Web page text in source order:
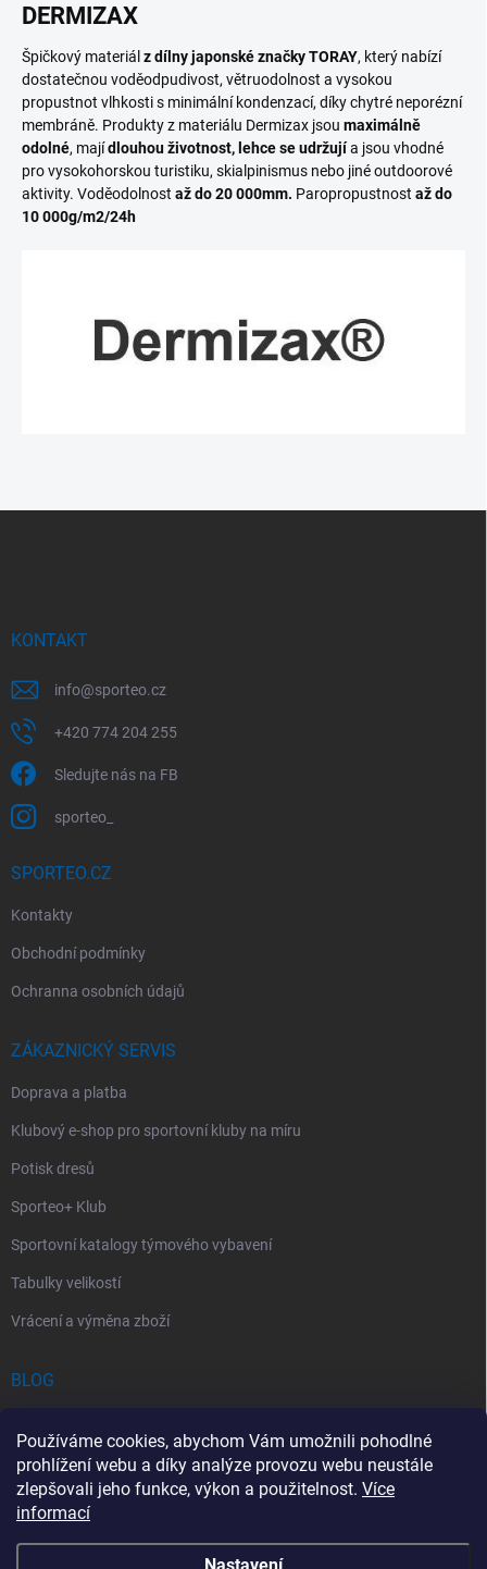
Používáme cookies, abychom Vám umožnili pohodlné
prohlížení webu a díky analýze provozu webu neustále
zlepšovali jeho funkce, výkon a použitelnost. Více
informací
DERMIZAX
Špičkový materiál z dílny japonské značky TORAY, který nabízí
dostatečnou voděodpudivost, větruodolnost a vysokou
propustnot vlhkosti s minimální kondenzací, díky chytré neporézní
membráně. Produkty z materiálu Dermizax jsou maximálně
odolné, majídlouhou životnost, lehce se udržujía jsou vhodné
pro vysokohorskou turistiku, skialpinismus nebo jiné outdoorové
aktivity. Voděodolnost až do 20 000mm. Paropropustnost až do
10 000g/m2/24h
KONTAKT
info@sporteo.cz
+420 774 204 255
Sledujte nás na FB
sporteo_
SPORTEO.CZ
Kontakty
Obchodní podmínky
Ochranna osobních údajů
ZÁKAZNICKÝ SERVIS
Doprava a platba
Klubový e-shop pro sportovní kluby na míru
Potisk dresů
Sporteo+ Klub
Sportovní katalogy týmového vybavení
Tabulky velikostí
Vrácení a výměna zboží
BLOG
Povinný obsah autolékárničky v roce 2026: co musí obsahovat a na
co si dát pozor
Sportovní lékárnička: Jak si vybrat a co by měla obsahovat?